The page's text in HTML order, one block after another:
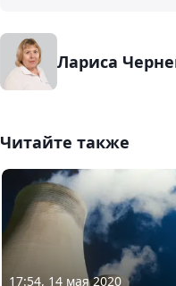
Лариса
Читайте также
17:54, 14 мая 2020